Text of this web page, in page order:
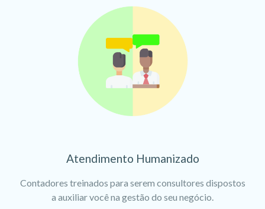
Atendimento Humanizado
Contadores treinados para serem consultores dispostos
a auxiliar você na gestão do seu negócio.